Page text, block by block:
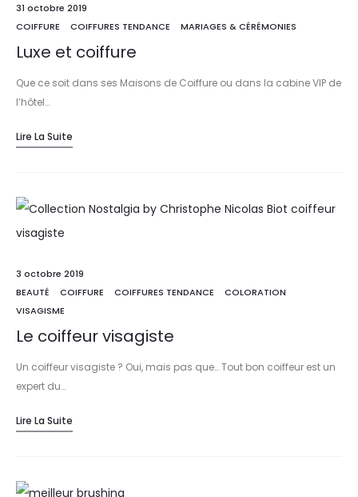
31 octobre 2019
COIFFURE
COIFFURES TENDANCE MARIAGES & CÉRÉMONIES
Luxe et coiffure
Que ce soit dans ses Maisons de Coiffure ou dans la cabine VIP de
l’hôtel…
Lire La Suite
3 octobre 2019
BEAUTÉ
COIFFURE COIFFURES TENDANCE
COLORATION
VISAGISME
Le coiffeur visagiste
Un coiffeur visagiste ? Oui, mais pas que… Tout bon coiffeur est un
expert du…
Lire La Suite